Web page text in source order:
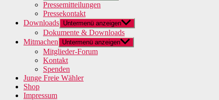
Pressemitteilungen
Pressekontakt
Downloads Untermenü anzeigen
Dokumente & Downloads
Mitmachen
Untermenü anzeigen
Mitglieder-Forum
Kontakt
Spenden
Junge Freie Wähler
Shop
Impressum